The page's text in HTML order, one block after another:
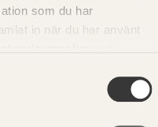
som du har
in när du har använt